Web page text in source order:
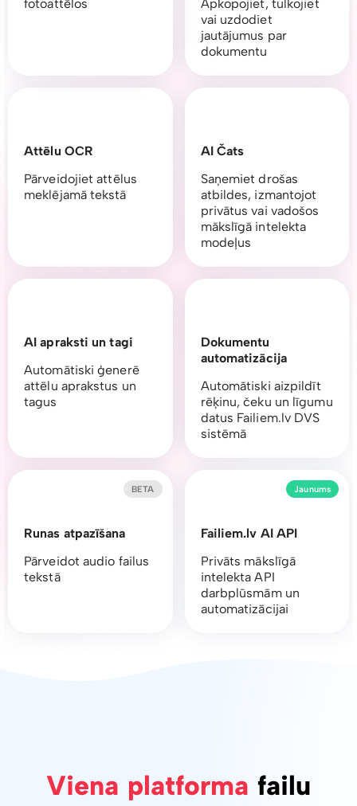
Apkopojiet, tulkojiet
vai uzdodiet
jautājumus par
dokumentu
Attēlu OCR
Pārveidojiet attēlus
meklējamā tekstā
AI Čats
Saņemiet drošas
atbildes, izmantojot
privātus vai vadošos
mākslīgā intelekta
modeļus
AI apraksti un tagi
Automātiski ģenerē
attēlu aprakstus un
tagus
Dokumentu
automatizācija
Automātiski aizpildīt
rēķinu, čeku un līgumu
datus Failiem.lv DVS
sistēmā
Runas atpazīšana
Pārveidot audio failus
tekstā
BETA
fotoattēlos
Failiem.lv AI API
Privāts mākslīgā
intelekta API
darbplūsmām un
automatizācijai
Jaunums
Viena platforma failu